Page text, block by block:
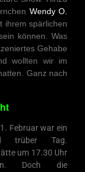
Wendy O.
ihrem spärlichen
können. Was
Gehabe
wollten wir im
Ganz nach
Februar war ein
trüber Tag.
um 17.30 Uhr
Doch die